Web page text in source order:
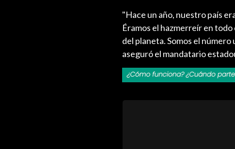
"Hace un año, nuestro país
Éramos el hazmerreír en
del planeta. Somos el número
aseguró el mandatario